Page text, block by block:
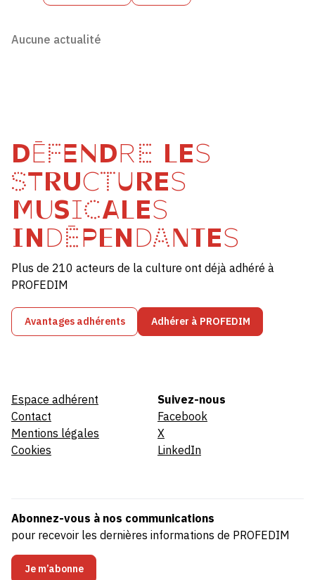
Aucune actualité
DÉFENDRE LES
STRUCTURES
MUSICALES
INDÉPENDANTES
Plus de 210 acteurs de la culture ont déjà adhéré à
PROFEDIM
Avantages adhérents Adhérer à PROFEDIM
Espace adhérent
Contact
Mentions légales
Cookies
Suivez-nous
Facebook
X
LinkedIn
Abonnez-vous à nos communications
pour recevoir les dernières informations de PROFEDIM
Je m’abonne